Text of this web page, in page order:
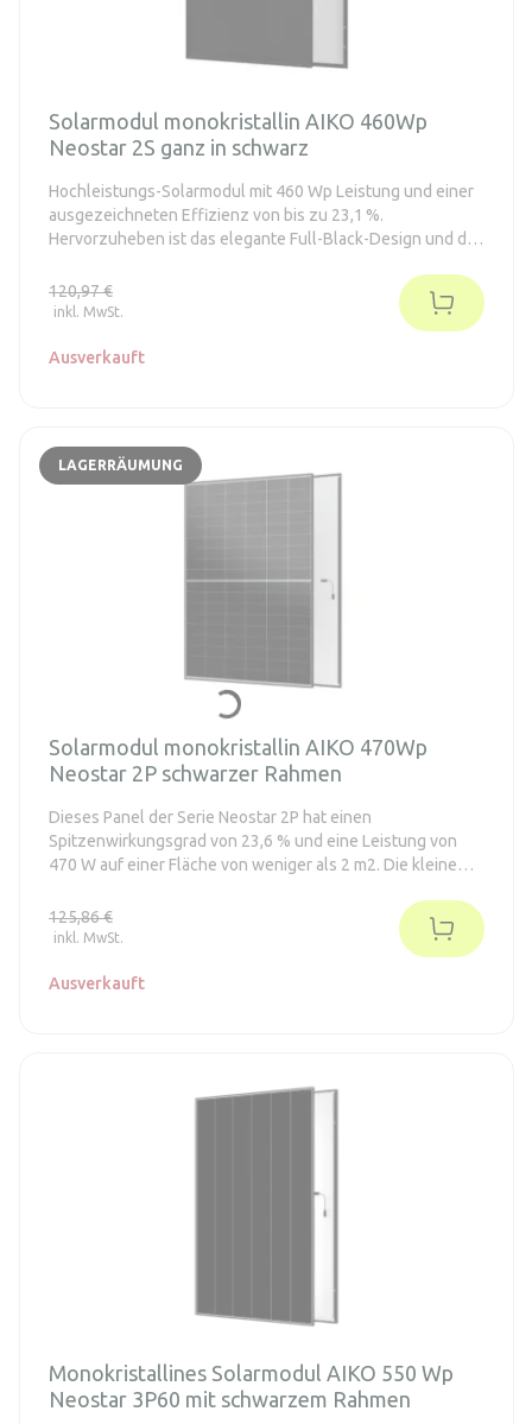
Solarmodul monokristallin AIKO 460Wp
Neostar 2S ganz in schwarz
Hochleistungs-Solarmodul mit 460 Wp Leistung und einer
ausgezeichneten Effizienz von bis zu 23,1 %.
Hervorzuheben ist das elegante Full-Black-Design und die
besondere Eigenschaft dieser Module ist die integrierte
Optimierung bei teilweiser Verschattung.
120,97 €
inkl. MwSt.
Ausverkauft
LAGERRÄUMUNG
Solarmodul monokristallin AIKO 470Wp
Neostar 2P schwarzer Rahmen
Dieses Panel der Serie Neostar 2P hat einen
Spitzenwirkungsgrad von 23,6 % und eine Leistung von
470 W auf einer Fläche von weniger als 2 m2. Die kleine
und maximale Leistung. Die Standard-ABC-Zellen von AIKO
sind rückseitig kontaktiert und enthalten Silizium des Typs
125,86 €
inkl. MwSt.
Ausverkauft
Monokristallines Solarmodul AIKO 550 Wp
Neostar 3P60 mit schwarzem Rahmen